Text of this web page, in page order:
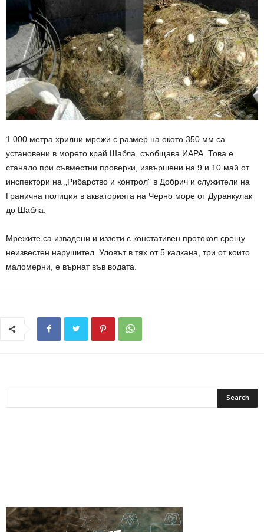
1 000 метра хрилни мрежи с размер на окото 350 мм са
установени в морето край Шабла, съобщава ИАРА. Това е
станало при съвместни проверки, извършени на 9 и 10 май от
инспектори на „Рибарство и контрол” в Добрич и служители на
Гранична полиция в акваторията на Черно море от Дуранкулак
до Шабла.
Мрежите са извадени и иззети с констативен протокол срещу
неизвестен нарушител. Уловът в тях от 5 калкана, три от които
маломерни, е върнат във водата.